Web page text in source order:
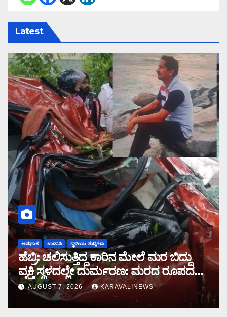
Latest
ಅಪಘಾತ ಉಡುಪಿ ಸ್ಥಳೀಯ ಸುದ್ದಿಗಳು
ಹೆಬ್ರಿ: ಚಲಿಸುತ್ತಿದ್ದ ಕಾರಿನ ಮೇಲೆ ಮರ ಬಿದ್ದು
ವ್ಯಕ್ತಿ ಸ್ಥಳದಲ್ಲೇ ದುರ್ಮರಣ: ಮರದ ರೂಪದಲ್ಲಿ
ಕಾದಿದ್ದ ಜವರಾಯ
AUGUST 7, 2026 KARAVALINEWS